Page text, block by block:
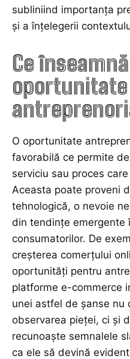
subliniind importanța
și a înțelegerii
Ce
oportunitate
O oportunitate
favorabilă ce permite
serviciu sau proces
Aceasta poate proveni
tehnologică, o nevoie
din tendințe emergente
consumatorilor. De
creșterea comerțului
oportunități pentru
platforme e-commerce
unei astfel de șanse nu
observarea pieței, ci și
recunoaște semnalele
ca ele să devină